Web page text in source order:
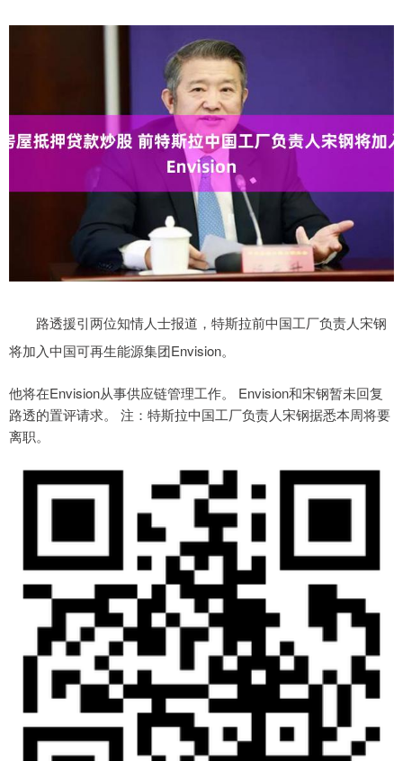
路透援引两位知情人士报道，特斯拉前中国工厂负责人宋钢
将加入中国可再生能源集团Envision。
他将在Envision从事供应链管理工作。 Envision和宋钢暂未回复
路透的置评请求。 注：特斯拉中国工厂负责人宋钢据悉本周将要
离职。